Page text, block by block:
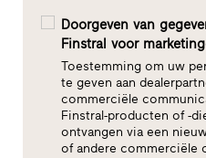
Doorgeven van
Finstral voor
Toestemming om uw
te geven aan
commerciële
Finstral-producten of -
ontvangen via een
of andere commerciële